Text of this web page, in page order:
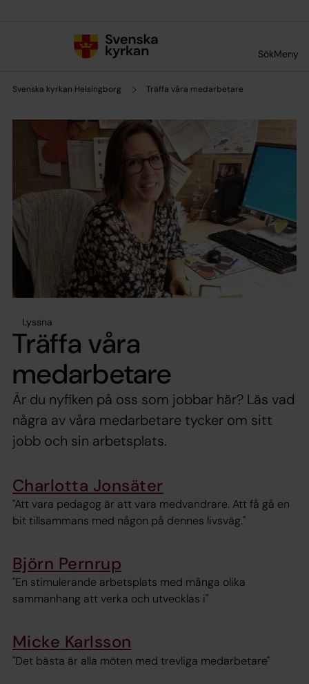
SökMeny
Svenska kyrkan Helsingborg Träffa våra medarbetare
Lyssna
Träffa våra
medarbetare
Är du nyfiken på oss som jobbar här? Läs vad
några av våra medarbetare tycker om sitt
jobb och sin arbetsplats.
Charlotta Jonsäter
"Att vara pedagog är att vara medvandrare. Att få gå en
bit tillsammans med någon på dennes livsväg."
Björn Pernrup
"En stimulerande arbetsplats med många olika
sammanhang att verka och utvecklas i"
Micke Karlsson
"Det bästa är alla möten med trevliga medarbetare"